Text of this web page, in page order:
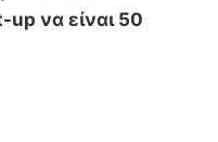
να είναι 50